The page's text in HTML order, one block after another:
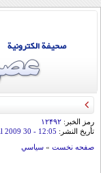
رمز الخبر: ۱۲۴۹۲
تأريخ النشر: 12:05
- 30 April 2009
صفحه نخست » سياسي